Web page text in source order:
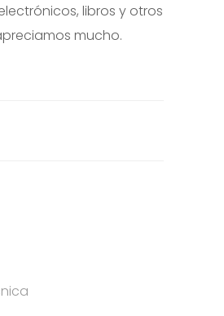
libros y otros
mucho.